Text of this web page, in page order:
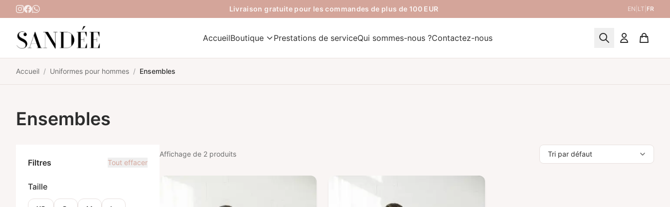
Aller au contenu Livraison gratuite pour les commandes de plus de 100 EUR EN LT FR
AccueilBoutique Prestations de serviceQui sommes-nous ?Contactez-nous
Accueil / Uniformes pour hommes / Ensembles
Ensembles
Filtres Tout effacer
Taille
Affichage de 2 produits